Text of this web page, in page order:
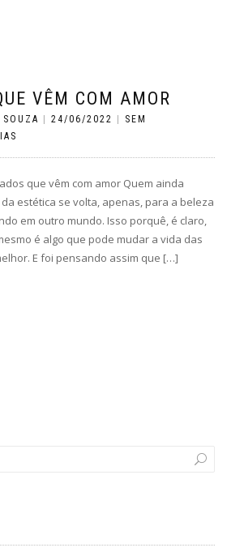
VÊM COM AMOR
24/06/2022
SEM
que vêm com amor Quem ainda
estética se volta, apenas, para a beleza
em outro mundo. Isso porquê, é claro,
é algo que pode mudar a vida das
E foi pensando assim que […]